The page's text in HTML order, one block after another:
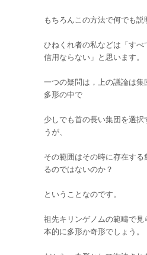
もちろんこの方法で何でも説
ひねくれ者の私などは「すべ
信用ならない」と思います。
一つの疑問は，上の議論は集
多形の中で
少しでも首の長い集団を選択
うが、
その範囲はその時に存在する
るのではないのか？
ということなのです。
祖先キリンゲノムの範疇で
本的に多形か奇形でしょう。